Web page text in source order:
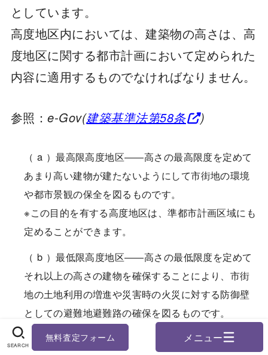
SEARCH
無料査定フォーム
としています。
高度地区内においては、建築物の高さは、高
度地区に関する都市計画において定められた
内容に適用するものでなければなりません。
参照：e-Gov(建築基準法第58条 )
（ a ）最高限高度地区――高さの最高限度を定めて
あまり高い建物が建たないようにして市街地の環境
や都市景観の保全を図るものです。
※この目的を有する高度地区は、準都市計画区域にも
定めることができます。
（ b ）最低限高度地区――高さの最低限度を定めて
それ以上の高さの建物を確保することにより、市街
地の土地利用の増進や災害時の火災に対する防御壁
としての避難地避難路の確保を図るものです。
また、単なる高さの絶対値の制限のほか斜線制限等
の形態もあります。